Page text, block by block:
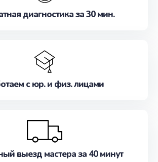
диагностика за 30 мин.
с юр. и физ. лицами
выезд мастера за 40 минут